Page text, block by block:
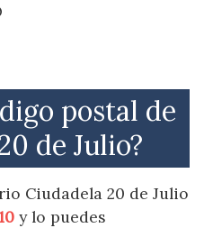
postal de
de Julio?
Ciudadela 20 de Julio
y lo puedes